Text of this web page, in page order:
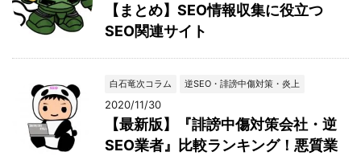
【まとめ】SEO情報収集に役立つ
SEO関連サイト
白石竜次コラム 逆SEO・誹謗中傷対策・炎上
2020/11/30
【最新版】『誹謗中傷対策会社・逆
SEO業者』比較ランキング！悪質業